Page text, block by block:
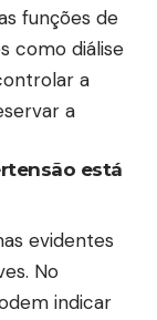
funções de
como diálise
a
a
está
evidentes
No
indicar